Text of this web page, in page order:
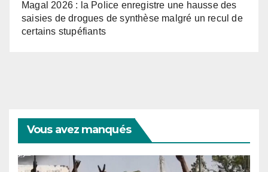
Magal 2026 : la Police enregistre une hausse des
saisies de drogues de synthèse malgré un recul de
certains stupéfiants
Vous avez manqués